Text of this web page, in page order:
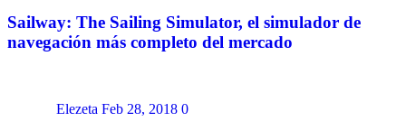
Sailway: The Sailing Simulator, el simulador de
navegación más completo del mercado
Elezeta Feb 28, 2018 0